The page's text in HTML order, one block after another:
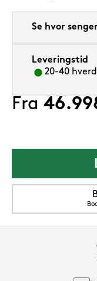
Se hvor
Leveringstid
20-40
Fra